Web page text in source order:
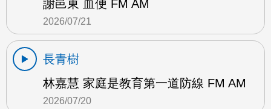
謝邑東 血便 FM AM
2026/07/21
長青樹
林嘉慧 家庭是教育第一道防線 FM AM
2026/07/20